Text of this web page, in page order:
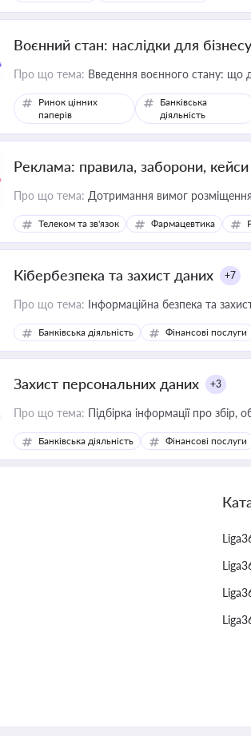
Воєнний стан: наслідки для бізнесу
Про що тема: Введення воєнного стану: що
Ринок цінних
паперів
Банківська
діяльність
Реклама: правила, заборони, кейси
Про що тема: Дотримання вимог
Телеком та зв'язок Фармацевтика
Кібербезпека та захист даних +7
Про що тема: Інформаційна безпека та
Банківська діяльність Фінансові послуги
Захист персональних даних +3
Про що тема: Підбірка інформації про збір,
Банківська діяльність Фінансові послуги